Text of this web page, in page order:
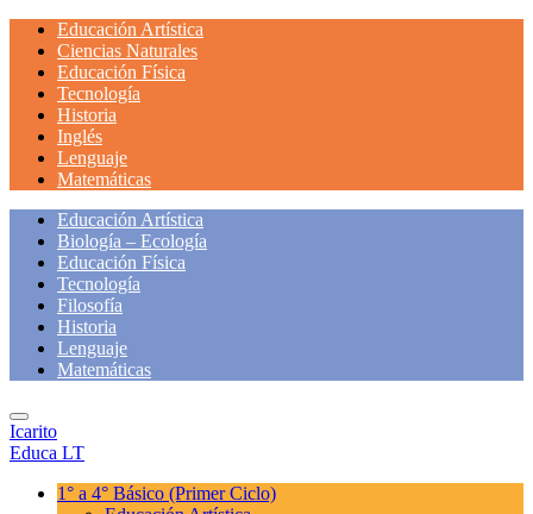
Educación Artística
Ciencias Naturales
Educación Física
Tecnología
Historia
Inglés
Lenguaje
Matemáticas
Educación Artística
Biología – Ecología
Educación Física
Tecnología
Filosofía
Historia
Lenguaje
Matemáticas
Icarito
Educa LT
1° a 4° Básico (Primer Ciclo)